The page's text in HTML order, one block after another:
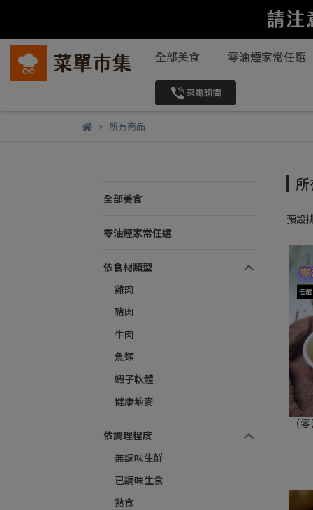
全部美食 零油煙家常任選
所有商品
全部美食
零油煙家常任選
依食材類型
雞肉
豬肉
牛肉
魚類
蝦子軟體
健康藜麥
依調理程度
無調味生鮮
已調味生食
熟食
預設
（